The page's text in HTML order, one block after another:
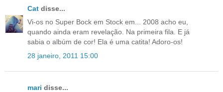
Cat disse...
Vi-os no Super Bock em Stock em... 2008 acho eu,
quando ainda eram revelação. Na primeira fila. E já
sabia o albúm de cor! Ela é uma catita! Adoro-os!
28 janeiro, 2011 15:00
mari disse...